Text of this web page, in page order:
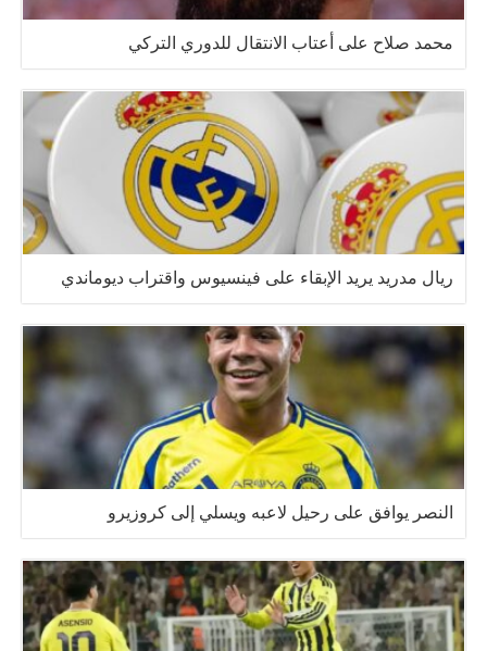
محمد صلاح على أعتاب الانتقال للدوري التركي
ريال مدريد يريد الإبقاء على فينسيوس واقتراب ديوماندي
النصر يوافق على رحيل لاعبه ويسلي إلى كروزيرو